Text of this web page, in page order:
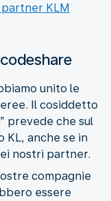
KLM
unito le
Il cosiddetto
prevede che sul
KL, anche se in
nostri partner.
compagnie
essere